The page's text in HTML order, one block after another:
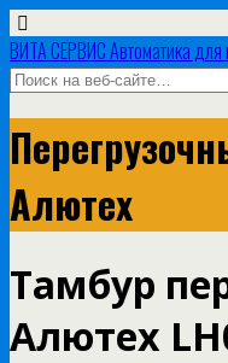
ВИТА СЕРВИС Автоматика для
Алютех
Тамбур
Алютех